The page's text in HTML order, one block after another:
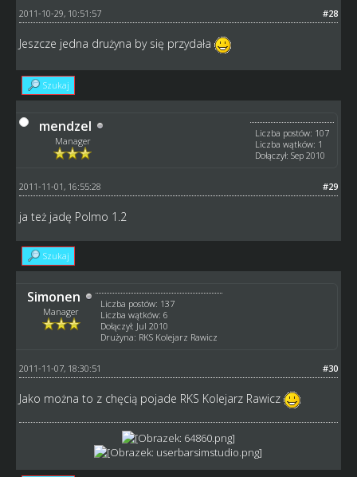
#28
2011-10-29, 10:51:57
Jeszcze jedna drużyna by się przydała
Szukaj
mendzel
Manager
Liczba postów: 107
Liczba wątków: 1
Dołączył: Sep 2010
#29
2011-11-01, 16:55:28
ja też jadę Polmo 1.2
Szukaj
Simonen
Manager
Liczba postów: 137
Liczba wątków: 6
Dołączył: Jul 2010
Drużyna: RKS Kolejarz Rawicz
#30
2011-11-07, 18:30:51
Jako można to z chęcią pojade RKS Kolejarz Rawicz